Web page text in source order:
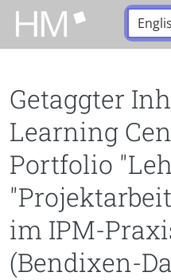
Zum Hauptinhalt
Getaggter
Learning
Portfolio
im IPM-
(Bendixen-